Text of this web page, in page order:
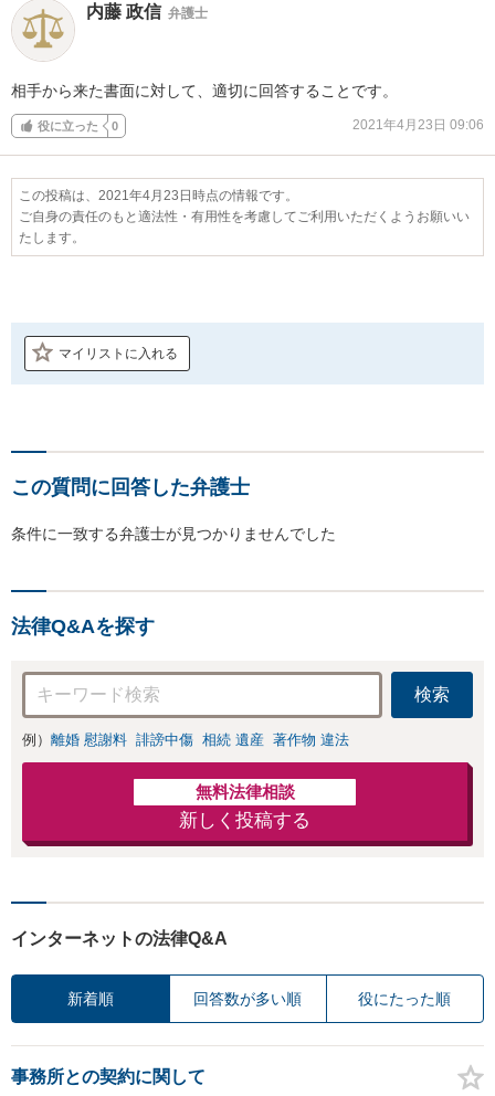
内藤 政信 弁護士
相手から来た書面に対して、適切に回答することです。
役に立った 0 2021年4月23日 09:06
この投稿は、2021年4月23日時点の情報です。
ご自身の責任のもと適法性・有用性を考慮してご利用いただくようお願いい
たします。
マイリストに入れる
この質問に回答した弁護士
条件に一致する弁護士が見つかりませんでした
法律Q&Aを探す
検索
例） 離婚 慰謝料 誹謗中傷 相続 遺産 著作物 違法
無料法律相談
新しく投稿する
インターネットの法律Q&A
新着順 回答数が多い順 役にたった順
事務所との契約に関して